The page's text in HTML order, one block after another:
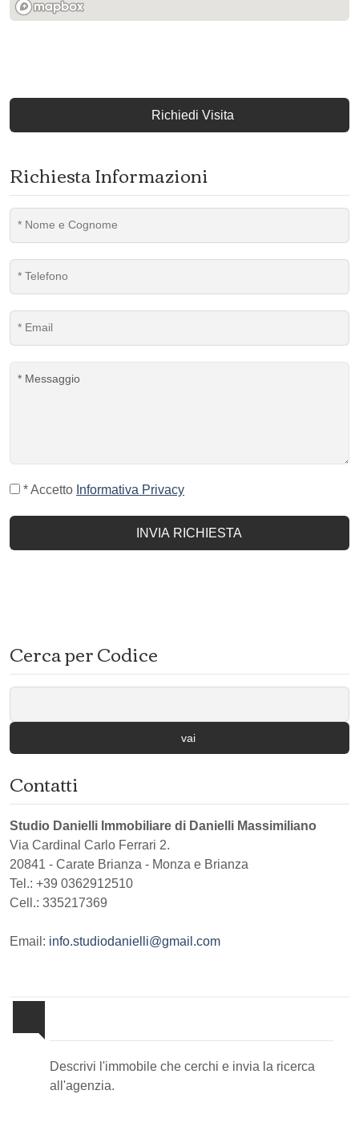
Richiedi Visita
Richiesta Informazioni
* Accetto Informativa Privacy
INVIA RICHIESTA
Cerca per Codice
vai
Contatti
Studio Danielli Immobiliare di Danielli Massimiliano
Via Cardinal Carlo Ferrari 2.
20841 - Carate Brianza - Monza e Brianza
Tel.: +39 0362912510
Cell.: 335217369
Email: info.studiodanielli@gmail.com
Descrivi l'immobile che cerchi e invia la ricerca
all'agenzia.